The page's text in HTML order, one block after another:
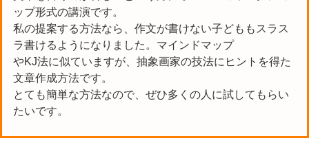
ップ形式の講演です。
私の提案する方法なら、作文が書けない子どももスラス
ラ書けるようになりました。マインドマップ
やKJ法に似ていますが、抽象画家の技法にヒントを得た
文章作成方法です。
とても簡単な方法なので、ぜひ多くの人に試してもらい
たいです。